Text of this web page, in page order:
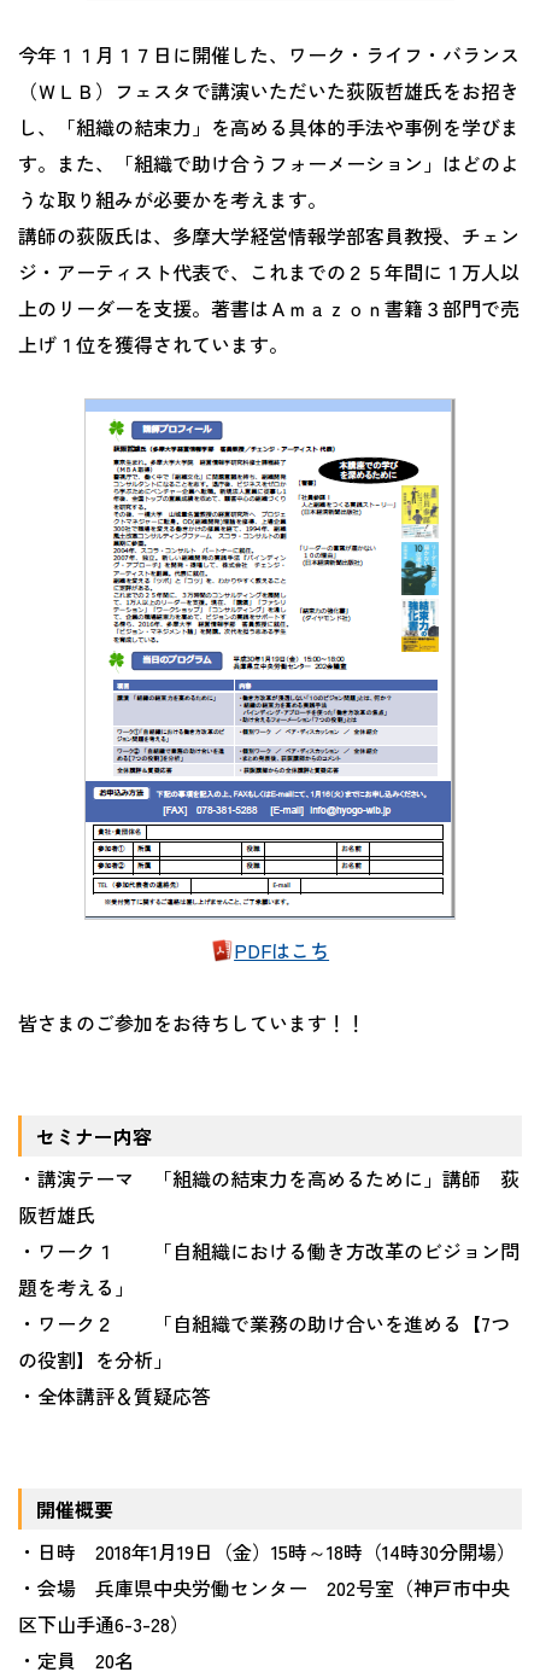
今年１１月１７日に開催した、ワーク・ライフ・バランス
（ＷＬＢ）フェスタで講演いただいた荻阪哲雄氏をお招き
し、「組織の結束力」を高める具体的手法や事例を学びま
す。また、「組織で助け合うフォーメーション」はどのよ
うな取り組みが必要かを考えます。
講師の荻阪氏は、多摩大学経営情報学部客員教授、チェン
ジ・アーティスト代表で、これまでの２５年間に１万人以
上のリーダーを支援。著書はＡｍａｚｏｎ書籍３部門で売
上げ１位を獲得されています。
PDFはこち
皆さまのご参加をお待ちしています！！
セミナー内容
・講演テーマ 「組織の結束力を高めるために」講師 荻
阪哲雄氏
・ワーク１ 「自組織における働き方改革のビジョン問
題を考える」
・ワーク２ 「自組織で業務の助け合いを進める【7つ
の役割】を分析」
・全体講評＆質疑応答
開催概要
・日時 2018年1月19日（金） 15時～18時（14時30分開場）
・会場 兵庫県中央労働センター 202号室（神戸市中央
区下山手通6-3-28）
・定員 20名